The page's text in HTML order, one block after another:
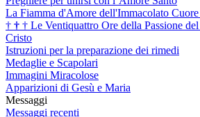
La Fiamma d'Amore dell'Immacolato
† † † Le Ventiquattro Ore della Passione
Cristo
Istruzioni per la preparazione dei rimedi
Medaglie e Scapolari
Immagini Miracolose
Apparizioni di Gesù e Maria
Messaggi
Messaggi recenti